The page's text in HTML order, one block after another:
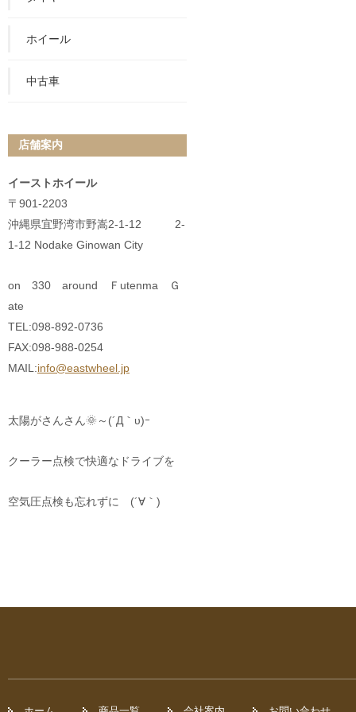
ホイール
中古車
店舗案内
イーストホイール
〒901-2203
沖縄県宜野湾市野嵩2-1-12 2-
1-12 Nodake Ginowan City
on 330 around Ｆutenma Ｇ
ate
TEL:098-892-0736
FAX:098-988-0254
MAIL:info@eastwheel.jp
太陽がさんさん🌞～(´Д｀υ)ｰ
クーラー点検で快適なドライブを
空気圧点検も忘れずに (´∀｀)